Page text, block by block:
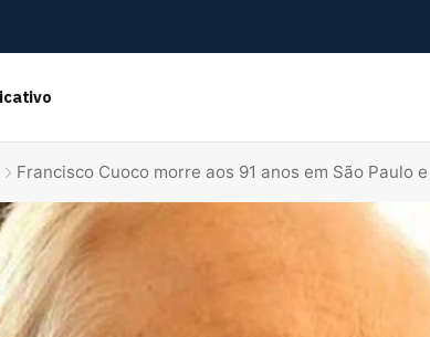
Francisco Cuoco morre aos 91 anos em São Paulo